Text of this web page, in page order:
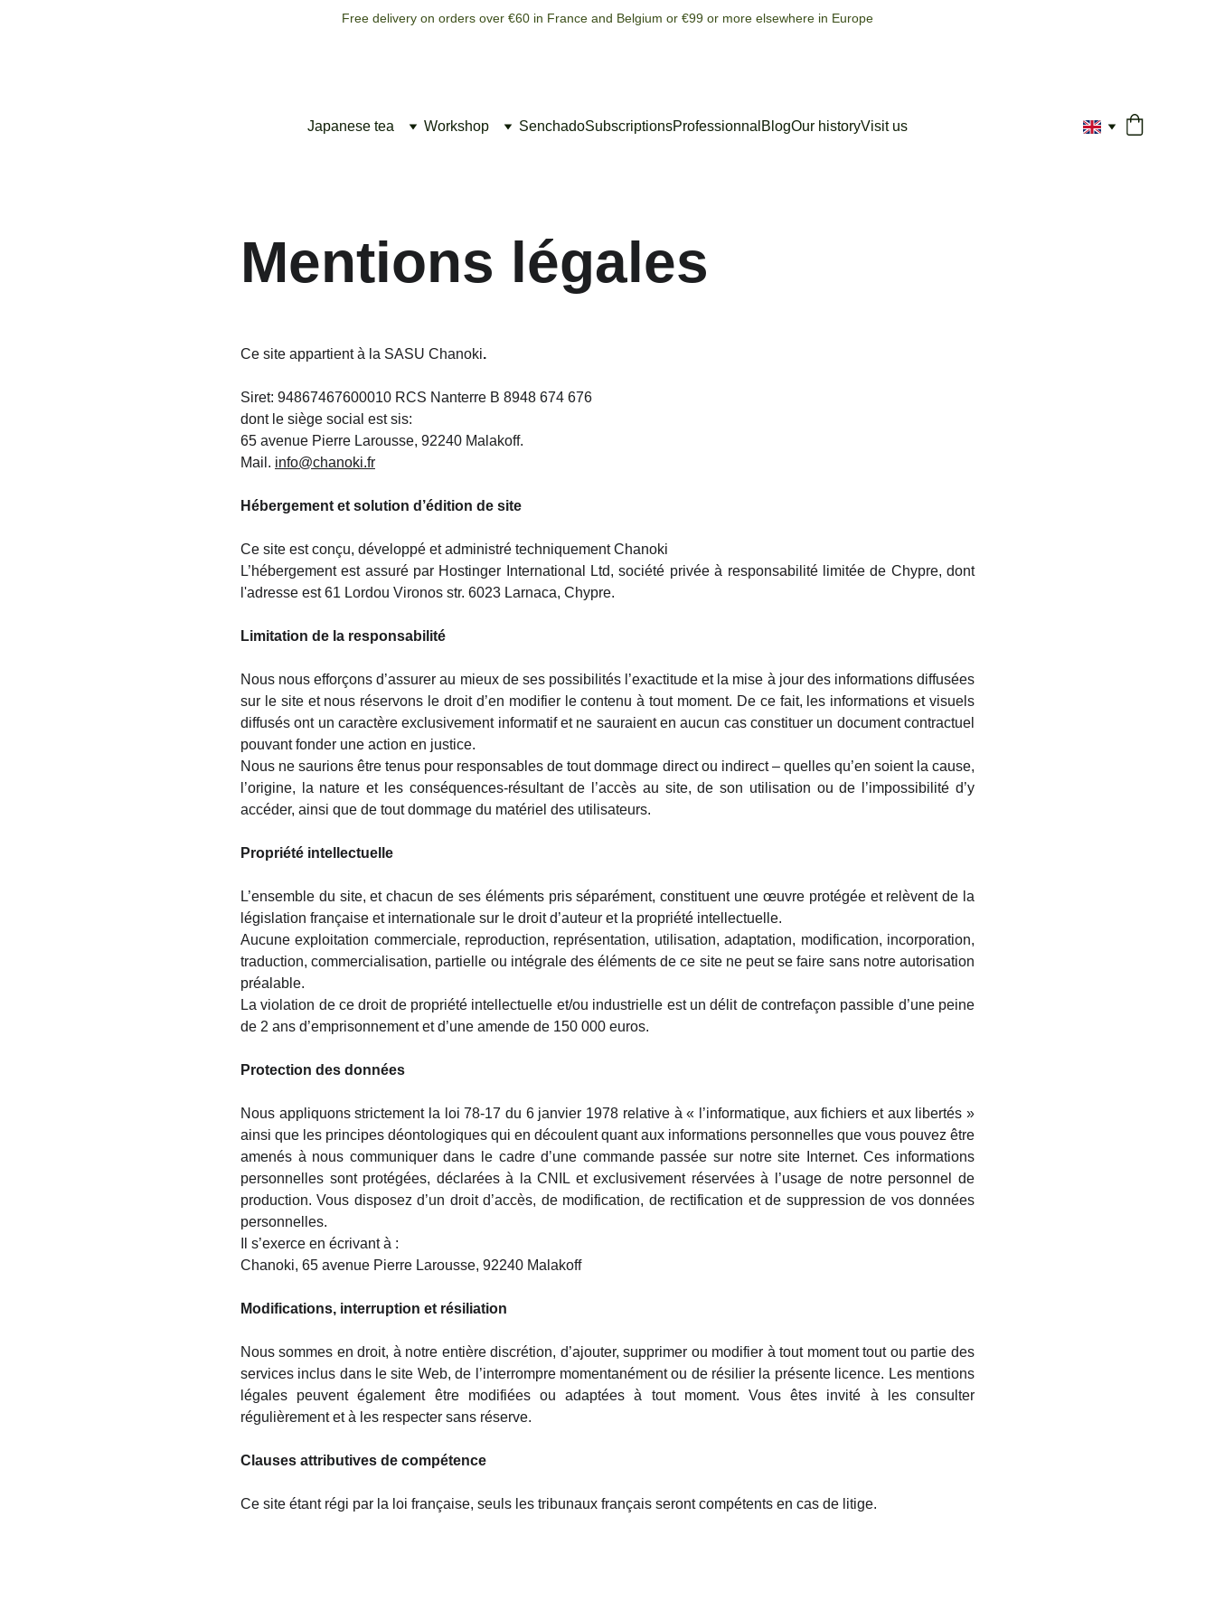
Free delivery on orders over €60 in France and Belgium or €99 or more elsewhere in Europe
Japanese tea Workshop SenchadoSubscriptionsProfessionnal BlogOur historyVisit us
Mentions légales
Ce site appartient à la SASU Chanoki.
Siret: 94867467600010 RCS Nanterre B 8948 674 676
dont le siège social est sis:
65 avenue Pierre Larousse, 92240 Malakoff.
Mail. info@chanoki.fr
Hébergement et solution d’édition de site
Ce site est conçu, développé et administré techniquement Chanoki
L’hébergement est assuré par Hostinger International Ltd, société privée à responsabilité limitée de Chypre, dont
l'adresse est 61 Lordou Vironos str. 6023 Larnaca, Chypre.
Limitation de la responsabilité
Nous nous efforçons d’assurer au mieux de ses possibilités l’exactitude et la mise à jour des informations diffusées
sur le site et nous réservons le droit d’en modifier le contenu à tout moment. De ce fait, les informations et visuels
diffusés ont un caractère exclusivement informatif et ne sauraient en aucun cas constituer un document contractuel
pouvant fonder une action en justice.
Nous ne saurions être tenus pour responsables de tout dommage direct ou indirect – quelles qu’en soient la cause,
l’origine, la nature et les conséquences-résultant de l’accès au site, de son utilisation ou de l’impossibilité d’y
accéder, ainsi que de tout dommage du matériel des utilisateurs.
Propriété intellectuelle
L’ensemble du site, et chacun de ses éléments pris séparément, constituent une œuvre protégée et relèvent de la
législation française et internationale sur le droit d’auteur et la propriété intellectuelle.
Aucune exploitation commerciale, reproduction, représentation, utilisation, adaptation, modification, incorporation,
traduction, commercialisation, partielle ou intégrale des éléments de ce site ne peut se faire sans notre autorisation
préalable.
La violation de ce droit de propriété intellectuelle et/ou industrielle est un délit de contrefaçon passible d’une peine
de 2 ans d’emprisonnement et d’une amende de 150 000 euros.
Protection des données
Nous appliquons strictement la loi 78-17 du 6 janvier 1978 relative à « l’informatique, aux fichiers et aux libertés »
ainsi que les principes déontologiques qui en découlent quant aux informations personnelles que vous pouvez être
amenés à nous communiquer dans le cadre d’une commande passée sur notre site Internet. Ces informations
personnelles sont protégées, déclarées à la CNIL et exclusivement réservées à l’usage de notre personnel de
production. Vous disposez d’un droit d’accès, de modification, de rectification et de suppression de vos données
personnelles.
Il s’exerce en écrivant à :
Chanoki, 65 avenue Pierre Larousse, 92240 Malakoff
Modifications, interruption et résiliation
Nous sommes en droit, à notre entière discrétion, d’ajouter, supprimer ou modifier à tout moment tout ou partie des
services inclus dans le site Web, de l’interrompre momentanément ou de résilier la présente licence. Les mentions
légales peuvent également être modifiées ou adaptées à tout moment. Vous êtes invité à les consulter
régulièrement et à les respecter sans réserve.
Clauses attributives de compétence
Ce site étant régi par la loi française, seuls les tribunaux français seront compétents en cas de litige.